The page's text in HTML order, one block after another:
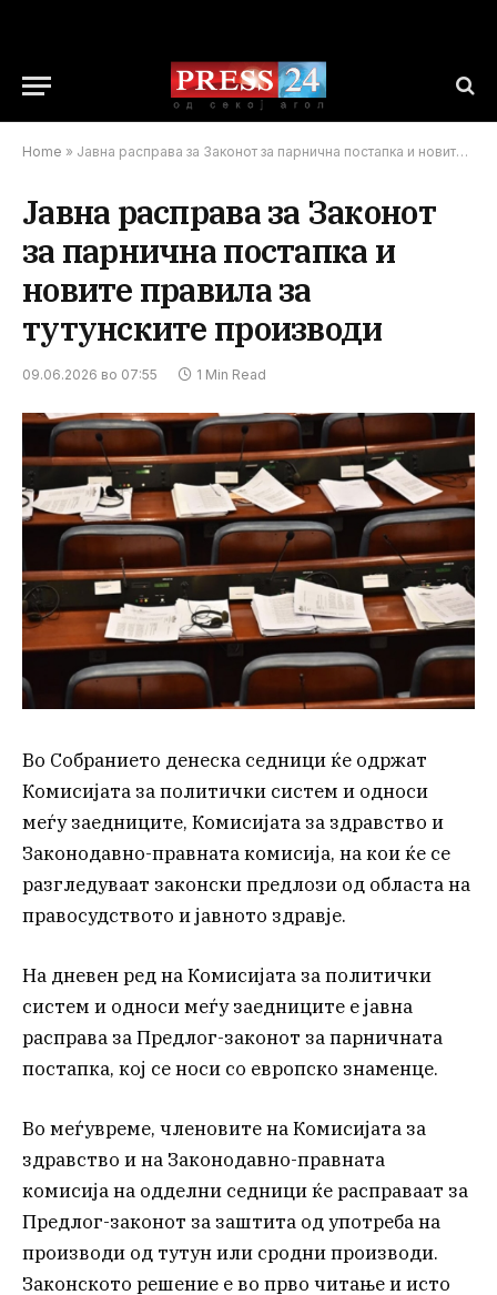
Home » Јавна расправа за Законот за парнична постапка и новите правила за тутунските производи
Јавна расправа за Законот
за парнична постапка и
новите правила за
тутунските производи
09.06.2026 во 07:55 1 Min Read
Во Собранието денеска седници ќе одржат
Комисијата за политички систем и односи
меѓу заедниците, Комисијата за здравство и
Законодавно-правната комисија, на кои ќе се
разгледуваат законски предлози од областа на
правосудството и јавното здравје.
На дневен ред на Комисијата за политички
систем и односи меѓу заедниците е јавна
расправа за Предлог-законот за парничната
постапка, кој се носи со европско знаменце.
Во меѓувреме, членовите на Комисијата за
здравство и на Законодавно-правната
комисија на одделни седници ќе расправаат за
Предлог-законот за заштита од употреба на
производи од тутун или сродни производи.
Законското решение е во прво читање и исто